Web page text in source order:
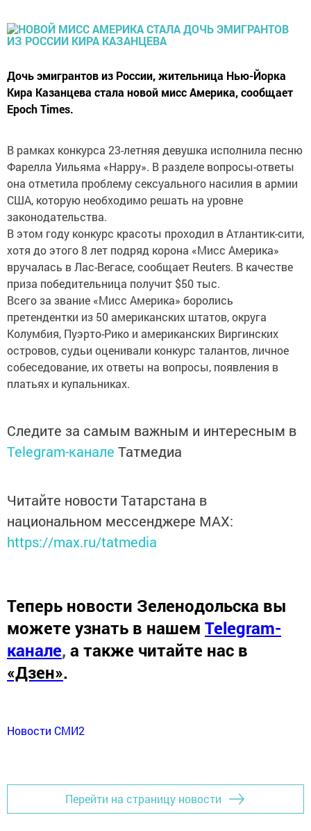
Дочь эмигрантов из России, жительница Нью-Йорка
Кира Казанцева стала новой мисс Америка, сообщает
Epoch Times.
В рамках конкурса 23-летняя девушка исполнила песню
Фарелла Уильяма «Happy». В разделе вопросы-ответы
она отметила проблему сексуального насилия в армии
США, которую необходимо решать на уровне
законодательства.
В этом году конкурс красоты проходил в Атлантик-сити,
хотя до этого 8 лет подряд корона «Мисс Америка»
вручалась в Лас-Вегасе, сообщает Reuters. В качестве
приза победительница получит $50 тыс.
Всего за звание «Мисс Америка» боролись
претендентки из 50 американских штатов, округа
Колумбия, Пуэрто-Рико и американских Виргинских
островов, судьи оценивали конкурс талантов, личное
собеседование, их ответы на вопросы, появления в
платьях и купальниках.
Следите за самым важным и интересным в
Telegram-канале Татмедиа
Читайте новости Татарстана в
национальном мессенджере MАХ:
https://max.ru/tatmedia
Теперь новости Зеленодольска вы
можете узнать в нашем Telegram-
канале, а также читайте нас в
«Дзен».
Новости СМИ2
Перейти на страницу новости